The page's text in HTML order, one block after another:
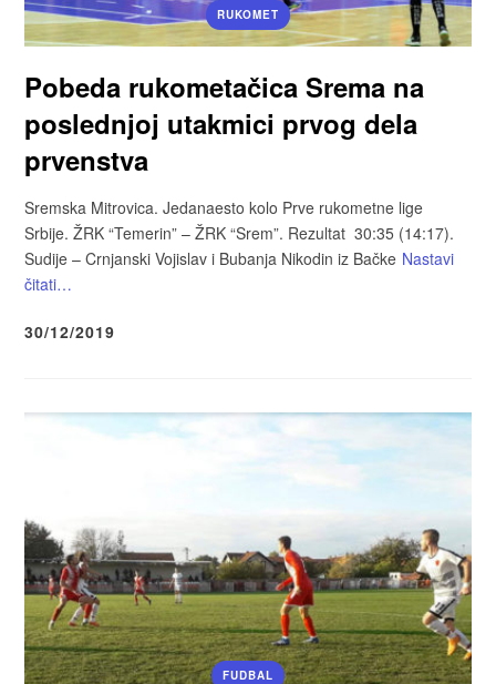
RUKOMET
Pobeda rukometačica Srema na
poslednjoj utakmici prvog dela
prvenstva
Sremska Mitrovica. Jedanaesto kolo Prve rukometne lige
Srbije. ŽRK “Temerin” – ŽRK “Srem”. Rezultat 30:35 (14:17).
Sudije – Crnjanski Vojislav i Bubanja Nikodin iz Bačke Nastavi
čitati…
30/12/2019
FUDBAL